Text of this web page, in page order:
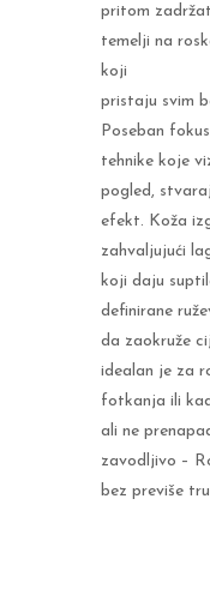
pritom
temelji na
koji
pristaju svim
Poseban
tehnike koje
pogled,
efekt. Koža
zahvaljujući
koji daju
definirane
da zaokruže
idealan je za
fotkanja ili
ali ne
zavodljivo –
bez previše